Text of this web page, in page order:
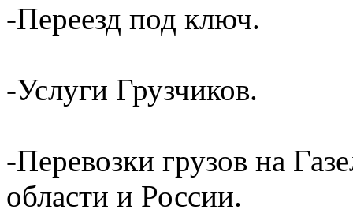
-Переезд под ключ.
-Услуги Грузчиков.
-Перевозки грузов на
области и России.